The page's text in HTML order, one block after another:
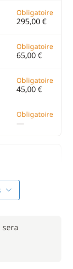
Obligatoire
295,00 €
Obligatoire
65,00 €
Obligatoire
45,00 €
Obligatoire
—
sera